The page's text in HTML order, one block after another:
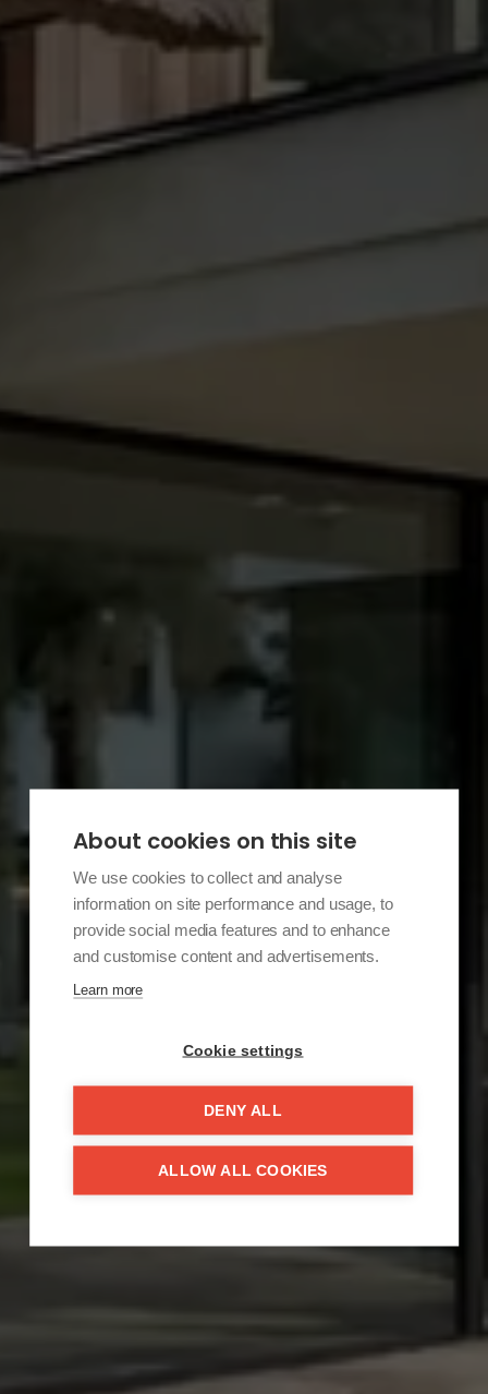
About cookies on this site
We use cookies to collect and analyse
information on site performance and usage, to
provide social media features and to enhance
and customise content and advertisements.
Learn more
Cookie settings
DENY ALL
ALLOW ALL COOKIES